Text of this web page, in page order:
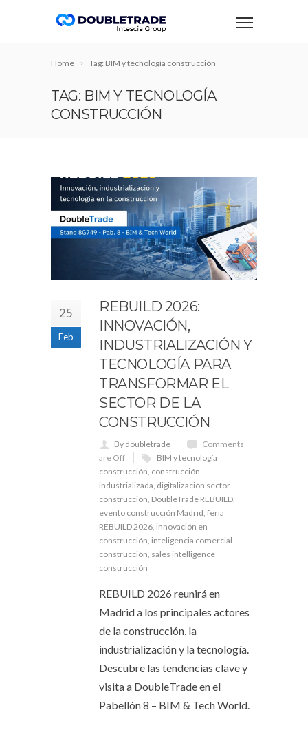
Home Tag: BIM y tecnología construcción
TAG: BIM Y TECNOLOGÍA
CONSTRUCCIÓN
25
Feb
REBUILD 2026:
INNOVACIÓN,
INDUSTRIALIZACIÓN Y
TECNOLOGÍA PARA
TRANSFORMAR EL
SECTOR DE LA
CONSTRUCCIÓN
By doubletrade
Comments
are Off
BIM y tecnología
construcción, construcción
industrializada, digitalización sector
construcción, DoubleTrade REBUILD,
evento construcción Madrid, feria
REBUILD 2026, innovación en
construcción, inteligencia comercial
construcción, sales intelligence
construcción
REBUILD 2026 reunirá en
Madrid a los principales actores
de la construcción, la
industrialización y la tecnología.
Descubre las tendencias clave y
visita a DoubleTrade en el
Pabellón 8 – BIM & Tech World.